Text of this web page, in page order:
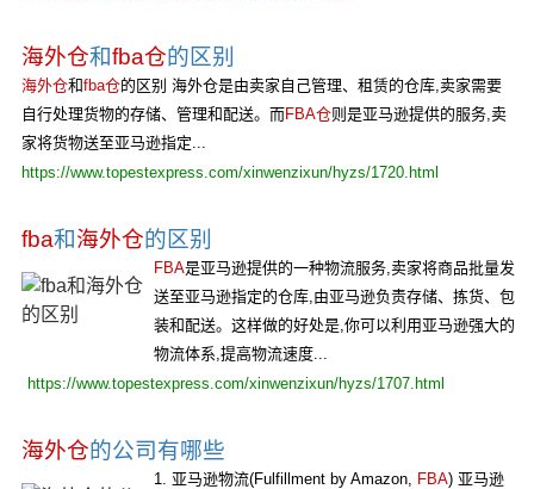
海外仓和fba仓的区别
海外仓和fba仓的区别 海外仓是由卖家自己管理、租赁的仓库,卖家需要
自行处理货物的存储、管理和配送。而FBA仓则是亚马逊提供的服务,卖
家将货物送至亚马逊指定...
https://www.topestexpress.com/xinwenzixun/hyzs/1720.html
fba和海外仓的区别
FBA是亚马逊提供的一种物流服务,卖家将商品批量发
送至亚马逊指定的仓库,由亚马逊负责存储、拣货、包
装和配送。这样做的好处是,你可以利用亚马逊强大的
物流体系,提高物流速度...
https://www.topestexpress.com/xinwenzixun/hyzs/1707.html
海外仓的公司有哪些
1. 亚马逊物流(Fulfillment by Amazon, FBA) 亚马逊